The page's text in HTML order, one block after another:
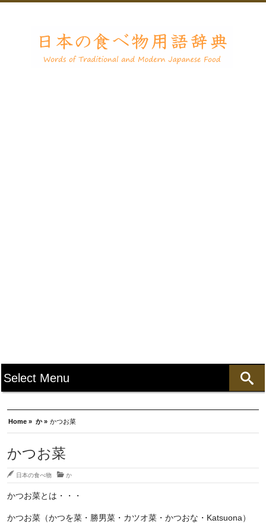
Home » か » かつお菜
かつお菜
日本の食べ物 か
かつお菜とは・・・
かつお菜（かつを菜・勝男菜・カツオ菜・かつおな・Katsuona）